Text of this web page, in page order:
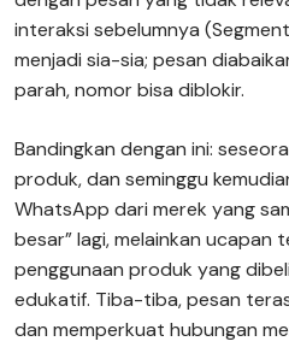
interaksi sebelumnya
menjadi sia-sia; pesan
parah, nomor bisa diblokir.
Bandingkan dengan ini:
produk, dan seminggu
WhatsApp dari merek yang
besar” lagi, melainkan ucapan
penggunaan produk yang
edukatif. Tiba-tiba, pesan
dan memperkuat hubungan